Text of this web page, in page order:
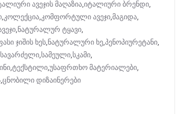
ავეჯის მაღაზია,იტალიური ბრენდი,
,კოლექცია,კომფორტული ავეჯი,მაგიდა,
,ნატურალურ ტყავი,
ჯიშის ხეს,ნატურალური ხე,პენოპიურეტანი,
სავარძელი,სამეული,სკამი,
,ტექსტილი,უსაფრთხო მატერიალები,
,ცნობილი დიზაინერები